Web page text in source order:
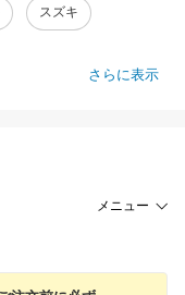
スズキ
さらに表示
メニュー